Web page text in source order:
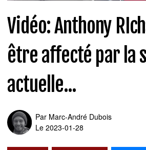
Vidéo: Anthony
être affecté par la
actuelle...
Par Marc-André Dubois
Le 2023-01-28